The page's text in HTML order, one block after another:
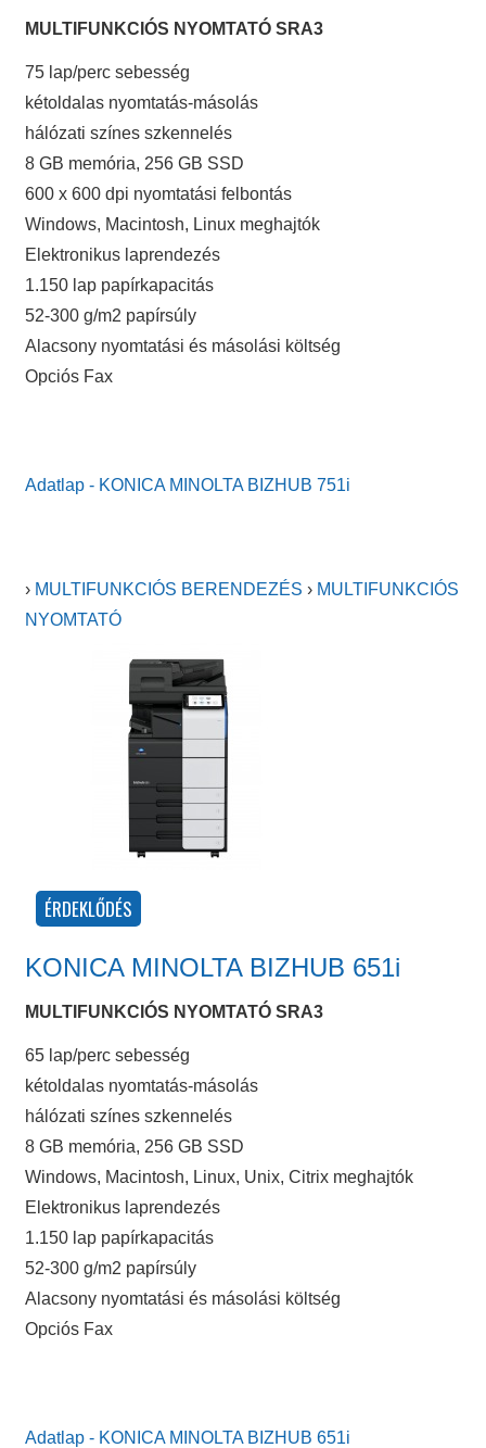
MULTIFUNKCIÓS NYOMTATÓ SRA3
75 lap/perc sebesség
kétoldalas nyomtatás-másolás
hálózati színes szkennelés
8 GB memória, 256 GB SSD
600 x 600 dpi nyomtatási felbontás
Windows, Macintosh, Linux meghajtók
Elektronikus laprendezés
1.150 lap papírkapacitás
52-300 g/m2 papírsúly
Alacsony nyomtatási és másolási költség
Opciós Fax
Adatlap - KONICA MINOLTA BIZHUB 751i
› MULTIFUNKCIÓS BERENDEZÉS › MULTIFUNKCIÓS
NYOMTATÓ
KONICA MINOLTA BIZHUB 651i
MULTIFUNKCIÓS NYOMTATÓ SRA3
65 lap/perc sebesség
kétoldalas nyomtatás-másolás
hálózati színes szkennelés
8 GB memória, 256 GB SSD
Windows, Macintosh, Linux, Unix, Citrix meghajtók
Elektronikus laprendezés
1.150 lap papírkapacitás
52-300 g/m2 papírsúly
Alacsony nyomtatási és másolási költség
Opciós Fax
Adatlap - KONICA MINOLTA BIZHUB 651i